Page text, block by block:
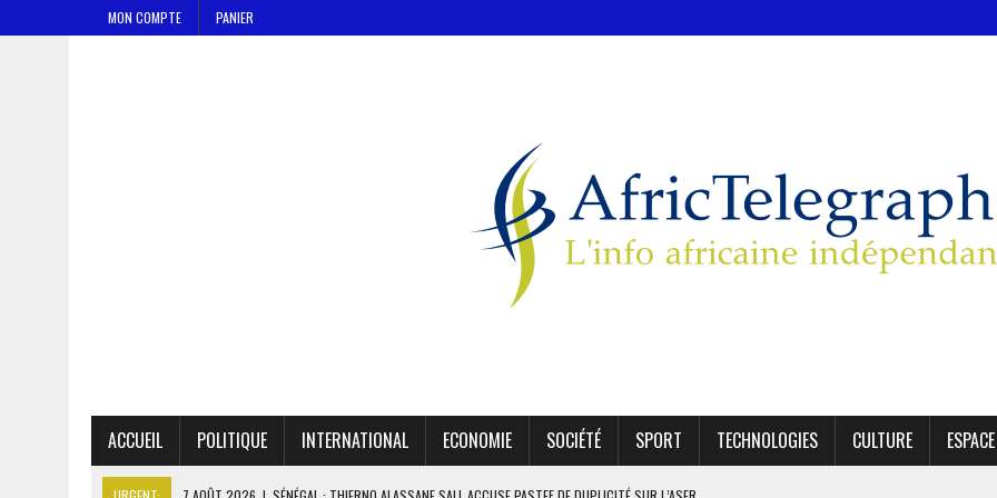
MON COMPTE PANIER
ACCUEIL POLITIQUE INTERNATIONAL ECONOMIE SOCIÉTÉ SPORT TECHNOLOGIES CULTURE